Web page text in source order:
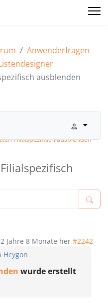
Anwenderfragen
ausblenden
Orgasoft.NET
Filialspezifisch ausblenden
2 Jahre 8 Monate her #2242
Hcygon
wurde erstellt